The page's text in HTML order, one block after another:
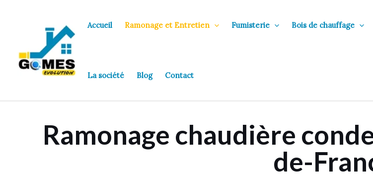
Accueil Ramonage et Entretien Fumisterie Bois de chauffage
La société Blog Contact
Ramonage chaudière
de-